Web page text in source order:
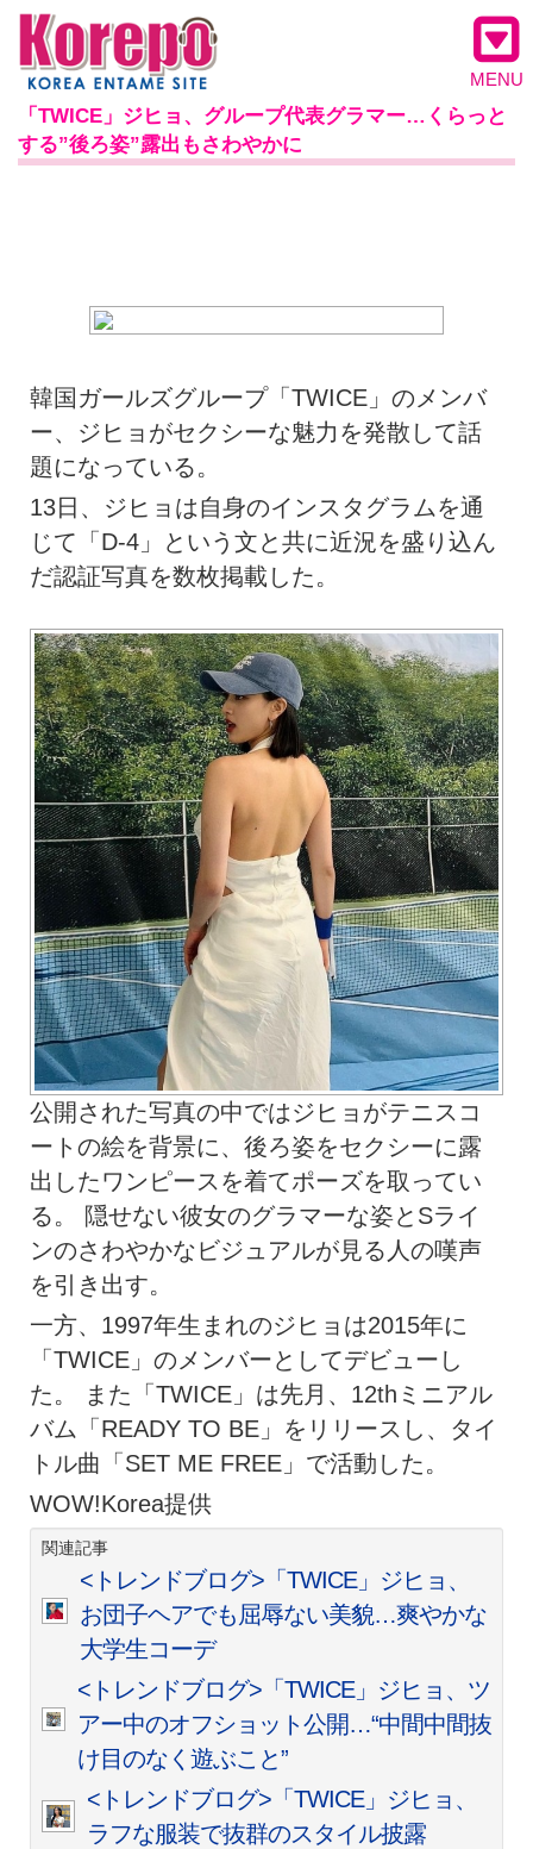
MENU
「TWICE」ジヒョ、グループ代表グラマー…くらっと
する”後ろ姿”露出もさわやかに
韓国ガールズグループ「TWICE」のメンバ
ー、ジヒョがセクシーな魅力を発散して話
題になっている。
13日、ジヒョは自身のインスタグラムを通
じて「D-4」という文と共に近況を盛り込ん
だ認証写真を数枚掲載した。
公開された写真の中ではジヒョがテニスコ
ートの絵を背景に、後ろ姿をセクシーに露
出したワンピースを着てポーズを取ってい
る。 隠せない彼女のグラマーな姿とSライ
ンのさわやかなビジュアルが見る人の嘆声
を引き出す。
一方、1997年生まれのジヒョは2015年に
「TWICE」のメンバーとしてデビューし
た。 また「TWICE」は先月、12thミニアル
バム「READY TO BE」をリリースし、タイ
トル曲「SET ME FREE」で活動した。
WOW!Korea提供
関連記事
<トレンドブログ>「TWICE」ジヒョ、
お団子ヘアでも屈辱ない美貌…爽やかな
大学生コーデ
<トレンドブログ>「TWICE」ジヒョ、ツ
アー中のオフショット公開…“中間中間抜
け目のなく遊ぶこと”
<トレンドブログ>「TWICE」ジヒョ、
ラフな服装で抜群のスタイル披露